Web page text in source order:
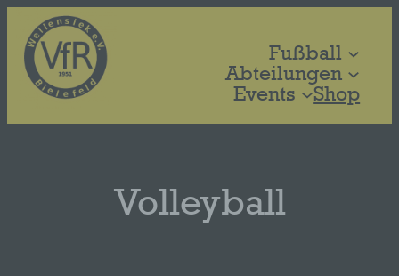
Inhalt
springen
Fußball
Abteilungen
Events
Shop
Volleyball